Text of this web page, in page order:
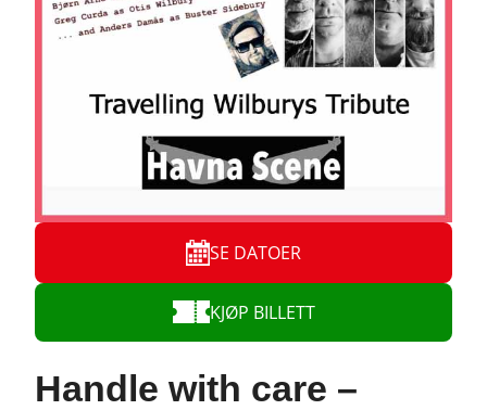
Handle with care –
SE DATOER
KJØP BILLETT